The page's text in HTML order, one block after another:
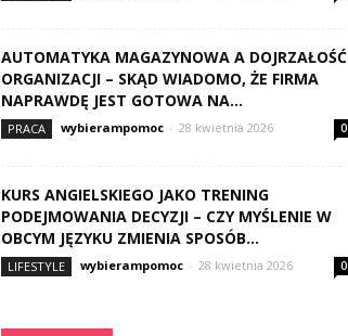
AUTOMATYKA MAGAZYNOWA A DOJRZAŁOŚĆ
ORGANIZACJI – SKĄD WIADOMO, ŻE FIRMA
NAPRAWDĘ JEST GOTOWA NA...
PRACA wybierampomoc - 28 kwietnia 2026 0
KURS ANGIELSKIEGO JAKO TRENING
PODEJMOWANIA DECYZJI – CZY MYŚLENIE W
OBCYM JĘZYKU ZMIENIA SPOSÓB...
LIFESTYLE wybierampomoc - 28 kwietnia 2026 0